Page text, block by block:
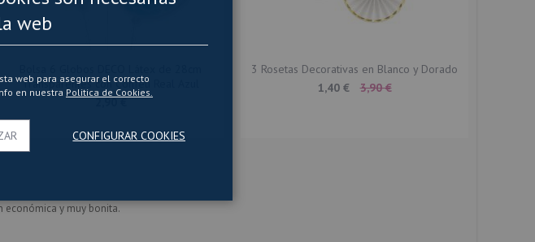
Transparentes con Confeti Real Azul
2,90 €
3 Rosetas Decorativas en Blanco y Dorado
Special
1,40 € 3,90 €
económica y muy bonita.
web
web para asegurar el correcto
en nuestra Politica de Cookies.
CONFIGURAR COOKIES